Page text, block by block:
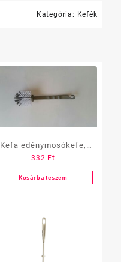
Kategória: Kefék
Kefa edénymosókefe,
STILO,Best
332 Ft
Kosárba teszem